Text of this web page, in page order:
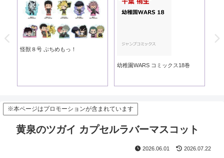
怪獣８号 ぷちめもっ！
幼稚園WARS コミックス18巻
※本ページはプロモーションが含まれています
黄泉のツガイ カプセルラバーマスコット
2026.06.01 2026.07.22